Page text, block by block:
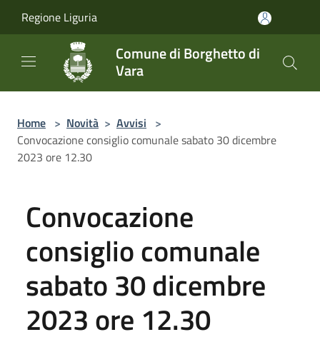
Regione Liguria
Comune di Borghetto di
Vara
Home > Novità > Avvisi >
Convocazione consiglio comunale sabato 30 dicembre
2023 ore 12.30
Convocazione
consiglio comunale
sabato 30 dicembre
2023 ore 12.30